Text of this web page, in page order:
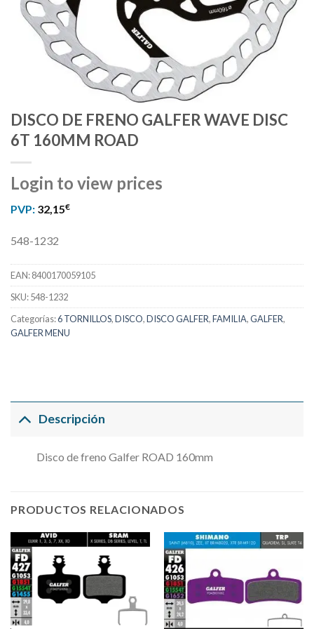
DISCO DE FRENO GALFER WAVE DISC
6T 160MM ROAD
Login to view prices
PVP: 32,15€
548-1232
EAN:8400170059105
SKU:548-1232
Categorías:6 TORNILLOS,DISCO,DISCO GALFER,FAMILIA,GALFER,
GALFER MENU
Descripción
Disco de freno Galfer ROAD 160mm
PRODUCTOS RELACIONADOS